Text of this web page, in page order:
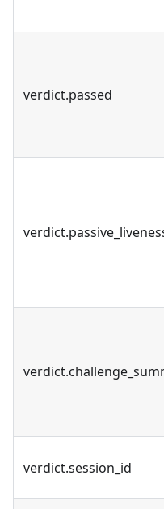
verdict.passed
verdict.session_id